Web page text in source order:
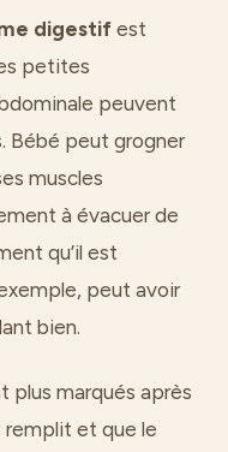
digestifest
petites
peuvent
Bébé peut grogner
muscles
à évacuer de
qu’il est
peut avoir
bien.
plus marqués après
remplit et que le